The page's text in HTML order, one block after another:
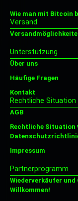
Wie man mit Bitcoin
Versand
Unterstützung
Über uns
Häufige Fragen
Kontakt
Rechtliche Situation
AGB
Rechtliche Situation
Impressum
Partnerprogramm
Wiederverkäufer
Willkommen!